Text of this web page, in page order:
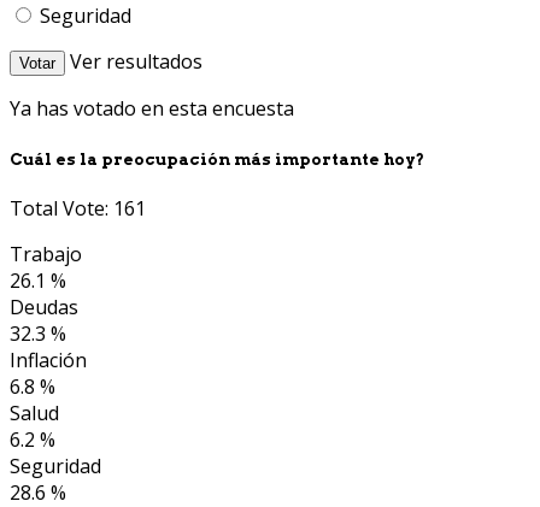
Seguridad
Votar
Ver resultados
Ya has votado en esta encuesta
Cuál es la preocupación más importante hoy?
Total Vote: 161
Trabajo
26.1 %
Deudas
32.3 %
Inflación
6.8 %
Salud
6.2 %
Seguridad
28.6 %